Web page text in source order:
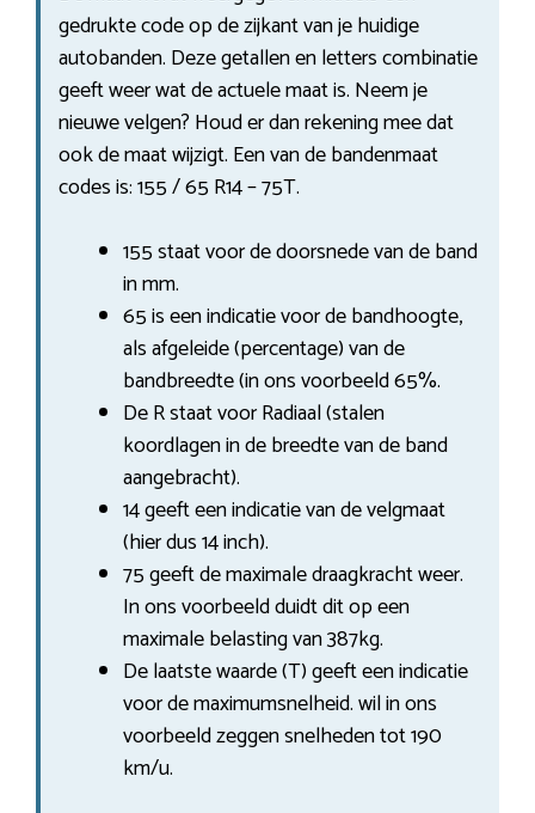
gedrukte code op de zijkant van je huidige
autobanden. Deze getallen en letters combinatie
geeft weer wat de actuele maat is. Neem je
nieuwe velgen? Houd er dan rekening mee dat
ook de maat wijzigt. Een van de bandenmaat
codes is: 155 / 65 R14 – 75T.
155 staat voor de doorsnede van de band
in mm.
65 is een indicatie voor de bandhoogte,
als afgeleide (percentage) van de
bandbreedte (in ons voorbeeld 65%.
De R staat voor Radiaal (stalen
koordlagen in de breedte van de band
aangebracht).
14 geeft een indicatie van de velgmaat
(hier dus 14 inch).
75 geeft de maximale draagkracht weer.
In ons voorbeeld duidt dit op een
maximale belasting van 387kg.
De laatste waarde (T) geeft een indicatie
voor de maximumsnelheid. wil in ons
voorbeeld zeggen snelheden tot 190
km/u.